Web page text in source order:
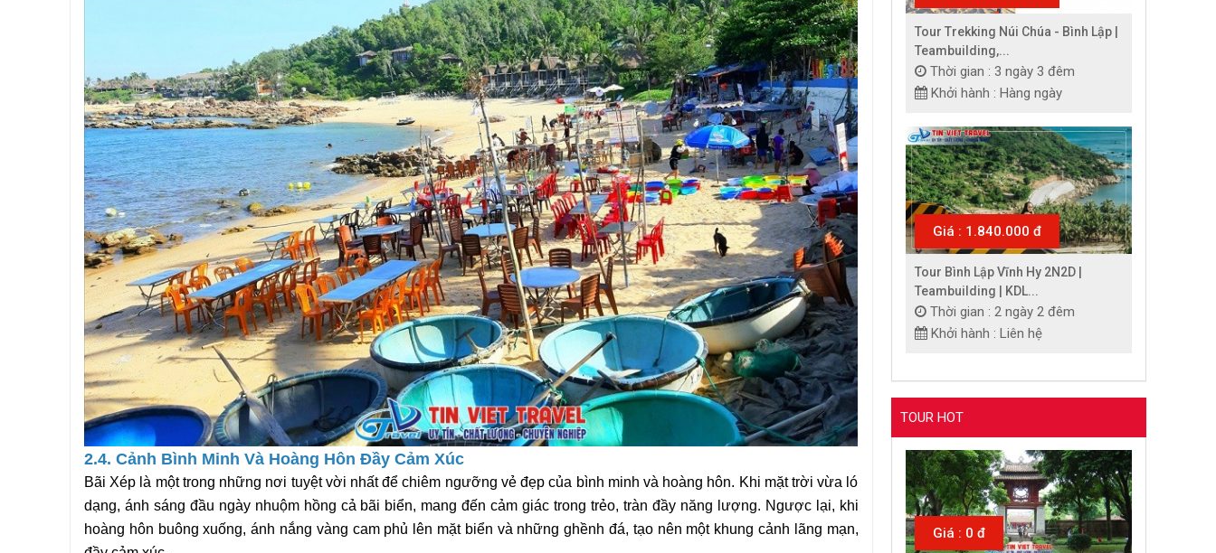
2.4. Cảnh Bình Minh Và Hoàng Hôn Đầy Cảm Xúc
Bãi Xép là một trong những nơi tuyệt vời nhất để chiêm ngưỡng vẻ đẹp của bình minh và hoàng hôn. Khi mặt trời vừa ló
dạng, ánh sáng đầu ngày nhuộm hồng cả bãi biển, mang đến cảm giác trong trẻo, tràn đầy năng lượng. Ngược lại, khi
hoàng hôn buông xuống, ánh nắng vàng cam phủ lên mặt biển và những ghềnh đá, tạo nên một khung cảnh lãng mạn,
Tour Trekking Núi Chúa - Bình Lập |
Teambuilding,...
Thời gian : 3 ngày 3 đêm
Khởi hành : Hàng ngày
Giá : 1.840.000 đ
Tour Bình Lập Vĩnh Hy 2N2D |
Teambuilding | KDL...
Thời gian : 2 ngày 2 đêm
Khởi hành : Liên hệ
TOUR HOT
Giá : 0 đ